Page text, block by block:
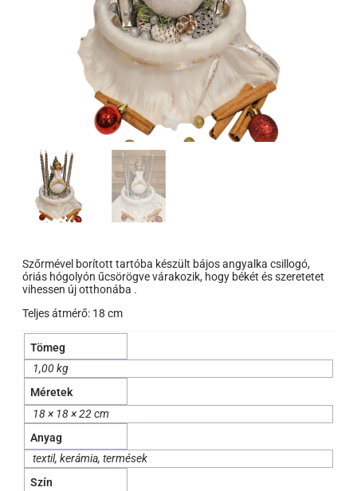
Szőrmével borított tartóba készült bájos angyalka csillogó,
óriás hógolyón űcsörögve várakozik, hogy békét és szeretetet
vihessen új otthonába .
Teljes átmérő: 18 cm
Tömeg
1,00 kg
Méretek
18 × 18 × 22 cm
Anyag
textil, kerámia, termések
Szín